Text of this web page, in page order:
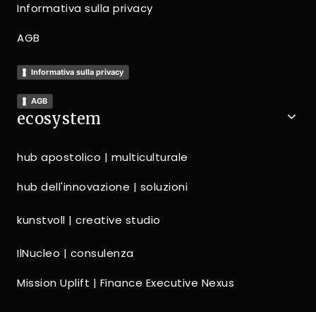
Informativa sulla privacy
AGB
Informativa sulla privacy
AGB
ecosystem
hub apostolico | multiculturale
hub dell'innovazione | soluzioni
kunstvoll | creative studio
IlNucleo | consulenza
Mission Uplift | Finance Executive Nexus